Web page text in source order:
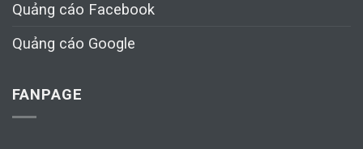
Quảng cáo Facebook
Quảng cáo Google
FANPAGE